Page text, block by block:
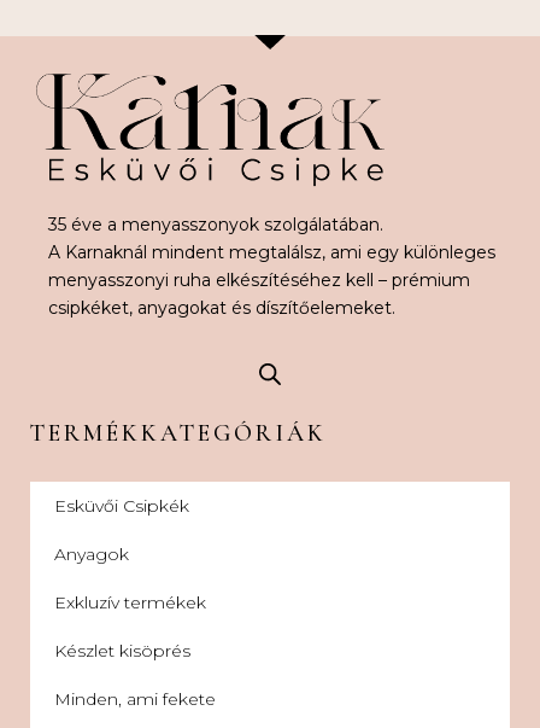
35 éve a menyasszonyok szolgálatában.
A Karnaknál mindent megtalálsz, ami egy különleges
menyasszonyi ruha elkészítéséhez kell – prémium
csipkéket, anyagokat és díszítőelemeket.
TERMÉKKATEGÓRIÁK
Esküvői Csipkék
Anyagok
Exkluzív termékek
Készlet kisöprés
Minden, ami fekete